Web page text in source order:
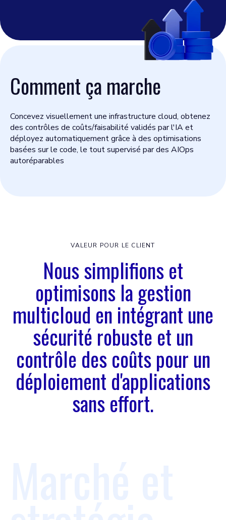
Comment ça marche
Concevez visuellement une infrastructure cloud, obtenez
des contrôles de coûts/faisabilité validés par l'IA et
déployez automatiquement grâce à des optimisations
basées sur le code, le tout supervisé par des AIOps
autoréparables
VALEUR POUR LE CLIENT
Nous simplifions et
optimisons la gestion
multicloud en intégrant une
sécurité robuste et un
contrôle des coûts pour un
déploiement d'applications
sans effort.